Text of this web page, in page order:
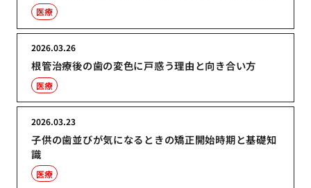
医療
根管治療後の歯の変色に戸惑う理由と向き合い方
2026.03.26
医療
子供の歯並びが気になるときの矯正開始時期と基礎知
識
2026.03.23
医療